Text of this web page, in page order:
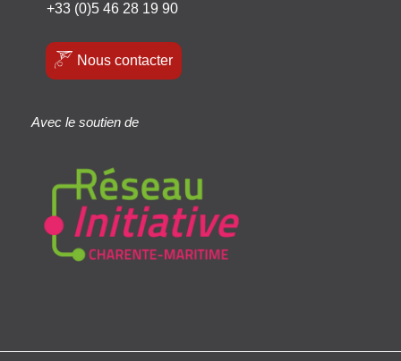
+33 (0)5 46 28 19 90
Nous contacter
Avec le soutien de